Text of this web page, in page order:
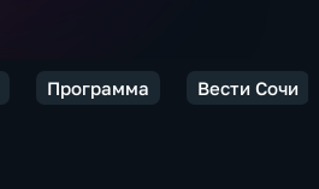
Программа Вести Сочи